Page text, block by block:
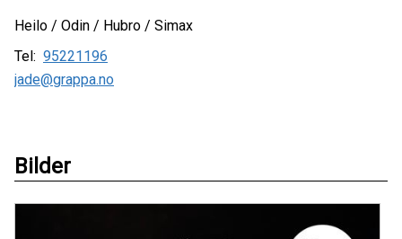
Heilo / Odin / Hubro / Simax
Tel: 95221196
jade@grappa.no
Bilder